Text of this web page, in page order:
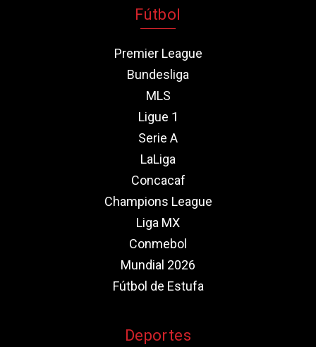
Fútbol
Premier League
Bundesliga
MLS
Ligue 1
Serie A
LaLiga
Concacaf
Champions League
Liga MX
Conmebol
Mundial 2026
Fútbol de Estufa
Deportes